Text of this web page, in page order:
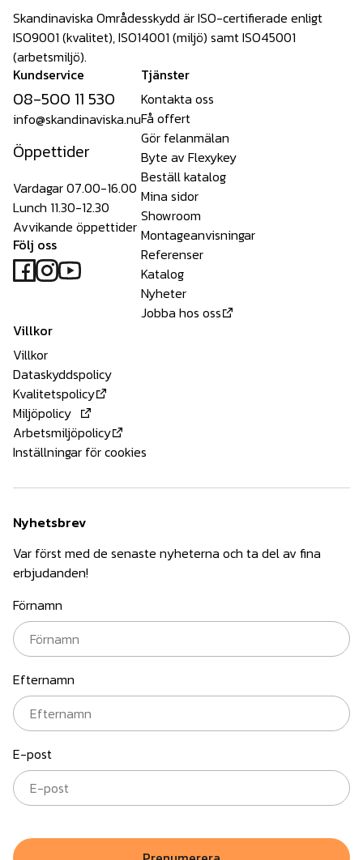
Skandinaviska Områdesskydd är ISO-certifierade enligt
ISO9001 (kvalitet), ISO14001 (miljö) samt ISO45001
(arbetsmiljö).
Kundservice
08-500 11 530
info@skandinaviska.nu
Öppettider
Vardagar 07.00-16.00
Lunch 11.30-12.30
Avvikande öppettider
Följ oss
Tjänster
Kontakta oss
Få offert
Gör felanmälan
Byte av Flexykey
Beställ katalog
Mina sidor
Showroom
Montageanvisningar
Referenser
Katalog
Nyheter
Jobba hos oss
Villkor
Villkor
Dataskyddspolicy
Kvalitetspolicy
Miljöpolicy
Arbetsmiljöpolicy
Inställningar för cookies
Nyhetsbrev
Var först med de senaste nyheterna och ta del av fina
erbjudanden!
Förnamn
Efternamn
E-post